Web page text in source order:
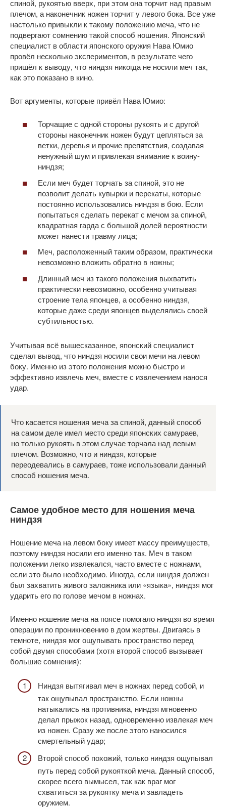
спиной, рукоятью вверх, при этом она торчит над правым
плечом, а наконечник ножен торчит у левого бока. Все уже
настолько привыкли к такому положению меча, что не
подвергают сомнению такой способ ношения. Японский
специалист в области японского оружия Нава Юмио
провёл несколько экспериментов, в результате чего
пришёл к выводу, что ниндзя никогда не носили меч так,
как это показано в кино.
Вот аргументы, которые привёл Нава Юмио:
Торчащие с одной стороны рукоять и с другой
стороны наконечник ножен будут цепляться за
ветки, деревья и прочие препятствия, создавая
ненужный шум и привлекая внимание к воину-
ниндзя;
Если меч будет торчать за спиной, это не
позволит делать кувырки и перекаты, которые
постоянно использовались ниндзя в бою. Если
попытаться сделать перекат с мечом за спиной,
квадратная гарда с большой долей вероятности
может нанести травму лица;
Меч, расположенный таким образом, практически
невозможно вложить обратно в ножны;
Длинный меч из такого положения выхватить
практически невозможно, особенно учитывая
строение тела японцев, а особенно ниндзя,
которые даже среди японцев выделялись своей
субтильностью.
Учитывая всё вышесказанное, японский специалист
сделал вывод, что ниндзя носили свои мечи на левом
боку. Именно из этого положения можно быстро и
эффективно извлечь меч, вместе с извлечением нанося
удар.
Что касается ношения меча за спиной, данный способ
на самом деле имел место среди японских самураев,
но только рукоять в этом случае торчала над левым
плечом. Возможно, что и ниндзя, которые
переодевались в самураев, тоже использовали данный
способ ношения меча.
Самое удобное место для ношения меча
ниндзя
Ношение меча на левом боку имеет массу преимуществ,
поэтому ниндзя носили его именно так. Меч в таком
положении легко извлекался, часто вместе с ножнами,
если это было необходимо. Иногда, если ниндзя должен
был захватить живого заложника или «языка», ниндзя мог
ударить его по голове мечом в ножнах.
Именно ношение меча на поясе помогало ниндзя во время
операции по проникновению в дом жертвы. Двигаясь в
темноте, ниндзя мог ощупывать пространство перед
собой двумя способами (хотя второй способ вызывает
большие сомнения):
Ниндзя вытягивал меч в ножнах перед собой, и
так ощупывал пространство. Если ножны
натыкались на противника, ниндзя мгновенно
делал прыжок назад, одновременно извлекая меч
из ножен. Сразу же после этого наносился
смертельный удар;
Второй способ похожий, только ниндзя ощупывал
путь перед собой рукояткой меча. Данный способ,
скорее всего вымысел, так как враг мог
схватиться за рукоятку меча и завладеть
оружием.